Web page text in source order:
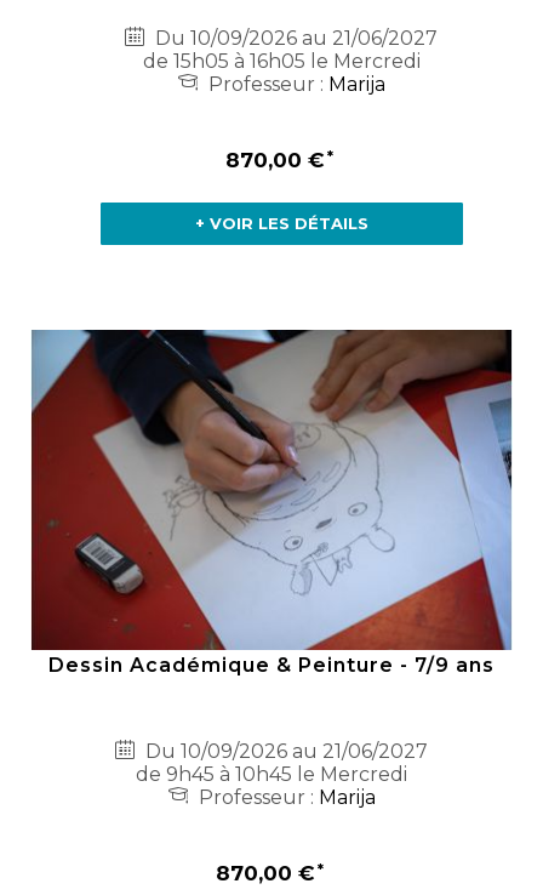
Du 10/09/2026 au 21/06/2027
de 15h05 à 16h05 le Mercredi
Professeur : Marija
870,00 €
+ VOIR LES DÉTAILS
Dessin Académique & Peinture - 7/9 ans
Du 10/09/2026 au 21/06/2027
de 9h45 à 10h45 le Mercredi
Professeur : Marija
870,00 €